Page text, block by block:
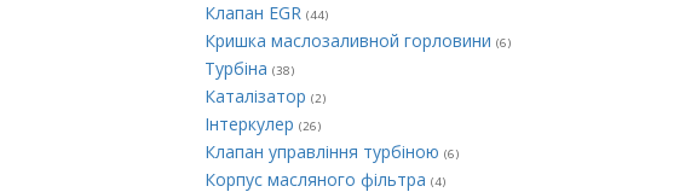
Клапан EGR (44)
Кришка маслозаливной горловини (6)
Турбіна (38)
Каталізатор (2)
Інтеркулер (26)
Клапан управління турбіною (6)
Корпус масляного фільтра (4)